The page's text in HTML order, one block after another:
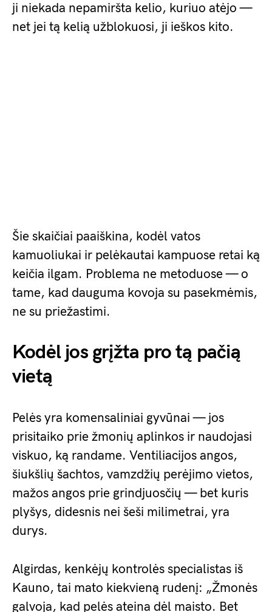
ji niekada nepamiršta kelio, kuriuo atėjo —
net jei tą kelią užblokuosi, ji ieškos kito.
Šie skaičiai paaiškina, kodėl vatos
kamuoliukai ir pelėkautai kampuose retai ką
keičia ilgam. Problema ne metoduose — o
tame, kad dauguma kovoja su pasekmėmis,
ne su priežastimi.
Kodėl jos grįžta pro tą pačią
vietą
Pelės yra komensaliniai gyvūnai — jos
prisitaiko prie žmonių aplinkos ir naudojasi
viskuo, ką randame. Ventiliacijos angos,
šiukšlių šachtos, vamzdžių perėjimo vietos,
mažos angos prie grindjuosčių — bet kuris
plyšys, didesnis nei šeši milimetrai, yra
durys.
Algirdas, kenkėjų kontrolės specialistas iš
Kauno, tai mato kiekvieną rudenį: „Žmonės
galvoja, kad pelės ateina dėl maisto. Bet